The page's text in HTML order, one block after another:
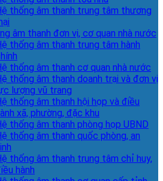
thống âm thanh trung tâm thương
âm thanh đơn vị, cơ quan nhà nước
thống âm thanh trung tâm hành
thống âm thanh cơ quan nhà nước
thống âm thanh doanh trại và đơn vị
lượng vũ trang
thống âm thanh hội họp và điều
xã, phường, đặc khu
thống âm thanh phòng họp UBND
thống âm thanh quốc phòng, an
thống âm thanh trung tâm chỉ huy,
hành